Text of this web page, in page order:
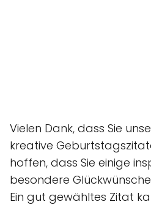
Vielen Dank, dass Sie
kreative
hoffen, dass Sie einige
besondere
Ein gut gewähltes Zitat